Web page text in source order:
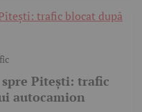
spre Pitești: trafic
autocamion